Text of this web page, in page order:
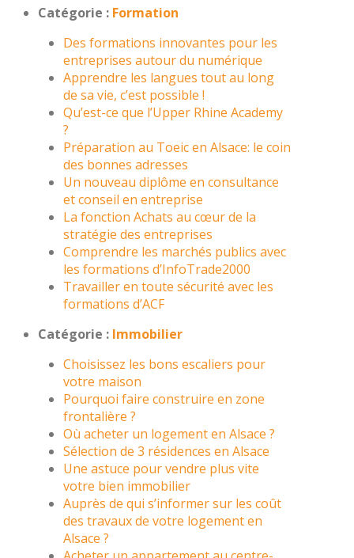
Catégorie : Formation
Des formations innovantes pour les
entreprises autour du numérique
Apprendre les langues tout au long
de sa vie, c’est possible !
Qu’est-ce que l’Upper Rhine Academy
?
Préparation au Toeic en Alsace: le coin
des bonnes adresses
Un nouveau diplôme en consultance
et conseil en entreprise
La fonction Achats au cœur de la
stratégie des entreprises
Comprendre les marchés publics avec
les formations d’InfoTrade2000
Travailler en toute sécurité avec les
formations d’ACF
Catégorie : Immobilier
Choisissez les bons escaliers pour
votre maison
Pourquoi faire construire en zone
frontalière ?
Où acheter un logement en Alsace ?
Sélection de 3 résidences en Alsace
Une astuce pour vendre plus vite
votre bien immobilier
Auprès de qui s’informer sur les coût
des travaux de votre logement en
Alsace ?